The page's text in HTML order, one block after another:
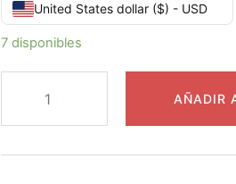
United States dollar ($) - USD
7 disponibles
ELEMENTO
TB
WOOD
AÑADIR